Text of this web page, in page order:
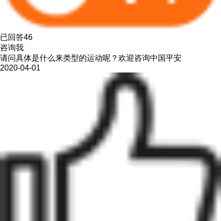
已回答46
咨询我
请问具体是什么来类型的运动呢？欢迎咨询中国平安
2020-04-01